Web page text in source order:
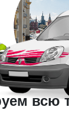
всю